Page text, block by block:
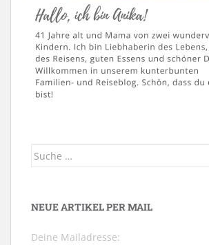
Suche
NEUE ARTIKEL PER MAIL
Deine Mailadresse: